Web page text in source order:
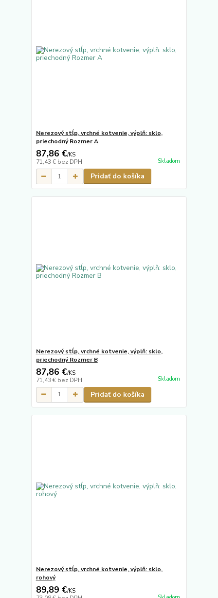
Nerezový stĺp, vrchné kotvenie, výplň: sklo,
priechodný Rozmer A
87,86 €/KS
71,43 € bez DPH Skladom
Pridať do košíka
Nerezový stĺp, vrchné kotvenie, výplň: sklo,
priechodný Rozmer B
87,86 €/KS
71,43 € bez DPH Skladom
Pridať do košíka
Nerezový stĺp, vrchné kotvenie, výplň: sklo,
rohový
89,89 €/KS